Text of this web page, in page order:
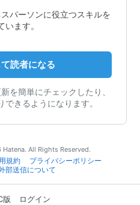
パーソンに役立つスキルを
います。
読者になる
を簡単にチェックしたり、
きるようになります。
All Rights Reserved.
規約
プライバシーポリシー
部送信について
版 ログイン